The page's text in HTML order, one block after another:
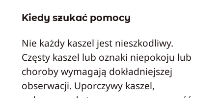
Kiedy szukać pomocy
Nie każdy kaszel jest nieszkodliwy.
Częsty kaszel lub oznaki niepokoju lub
choroby wymagają dokładniejszej
obserwacji. Uporczywy kaszel,